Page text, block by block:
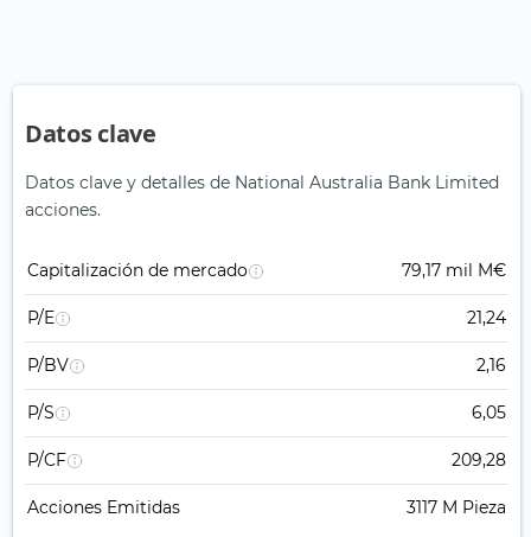
Datos clave
Datos clave y detalles de National Australia Bank Limited
acciones.
Capitalización de mercado 79,17 mil M€
P/E 21,24
P/BV 2,16
P/S 6,05
P/CF 209,28
Acciones Emitidas 3117 M Pieza